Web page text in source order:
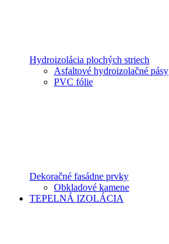
Hydroizolácia plochých striech
Asfaltové hydroizolačné pásy
PVC fólie
Dekoračné fasádne prvky
Obkladové kamene
TEPELNÁ IZOLÁCIA